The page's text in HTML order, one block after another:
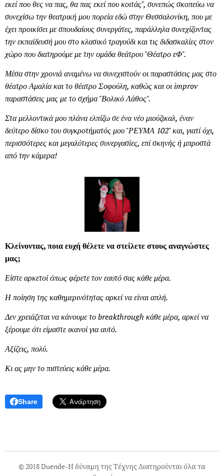
εκεί που θες να πας, θα πας εκεί που κοιτάς", συνεπώς σκοπεύω να
συνεχίσω την θεατρική μου πορεία εδώ στην Θεσσαλονίκη, που με
έχει προικίσει με σπουδαίους συνεργάτες, παράλληλα συνεχίζοντας
την εκπαίδευσή μου στο κλασικό τραγούδι και τις διδασκαλίες στον
χώρο που διατηρούμε με την ομάδα θεάτρου "Θέατρο εΦ".
Μέσα στην χρονιά αναμένω να συνεχιστούν οι παραστάσεις μας στο
θέατρο Αμαλία και το θέατρο Σοφούλη, καθώς και οι improv
παραστάσεις μας με το σχήμα "Βολικό Λάθος".
Στα μελλοντικά μου πλάνα ελπίζω σε ένα νέο μιούζικαλ, έναν
δεύτερο δίσκο του συγκροτήματός μου "ΡΕΥΜΑ 102" και, γιατί όχι,
περισσότερες και μεγαλύτερες συνεργασίες, επί σκηνής ή μπροστά
από την κάμερα!
Κλείνοντας, ποια ευχή θέλετε να στείλετε στους αναγνώστες
μας;
Είστε αρκετοί όπως φέρετε τον εαυτό σας κάθε μέρα.
Η ποίηση της καθημερινότητας αρκεί να είναι απλή.
Δεν χρειάζεται να κάνουμε το breakthrough κάθε μέρα, αρκεί να
ξέρουμε ότι είμαστε ικανοί για αυτό.
Αξίζεις, πολύ.
Κι ας μην το πιστεύεις κάθε μέρα.
Share
© 2018 Duende-Η δύναμη της Τέχνης Διατηρούνται όλα τα